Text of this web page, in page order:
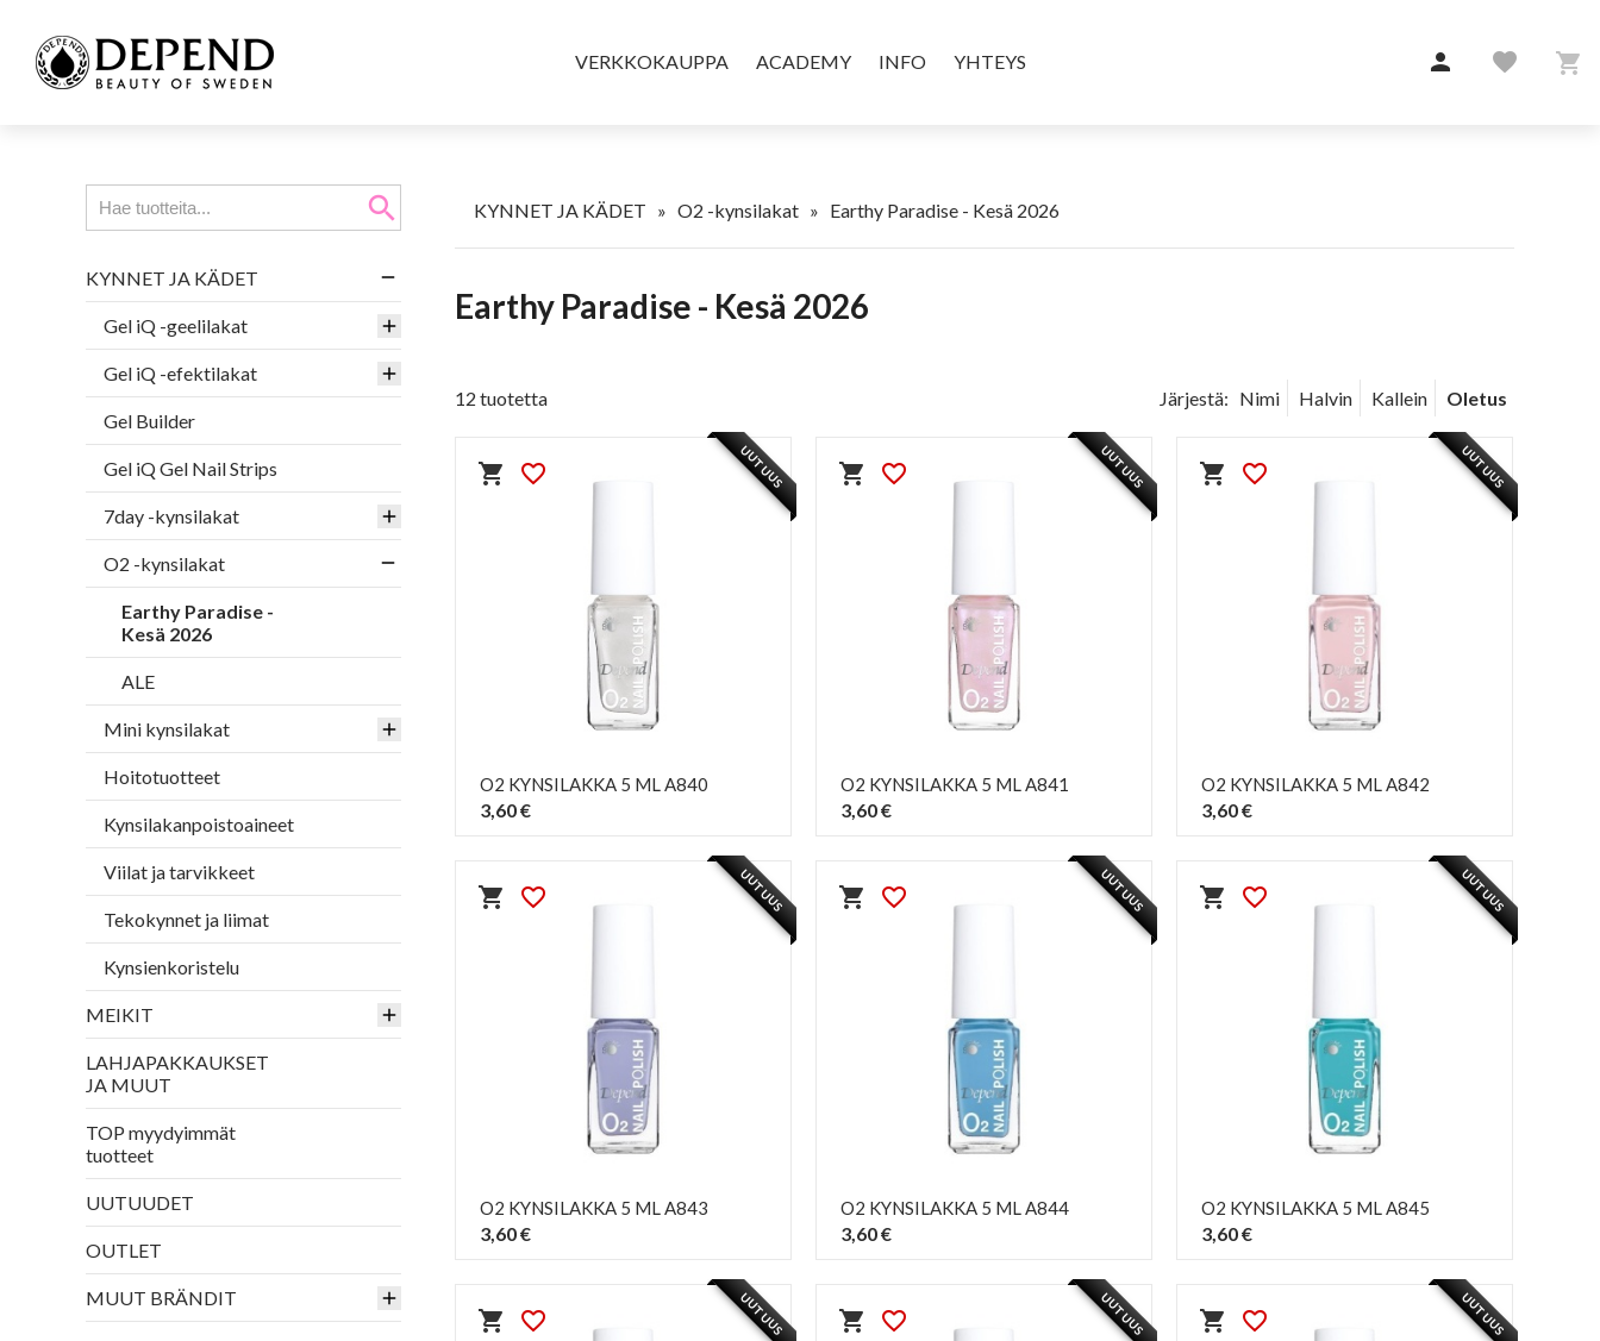
VERKKOKAUPPA ACADEMY INFO YHTEYS  favorite 
search
KYNNET JA KÄDET
Gel iQ -geelilakat
Gel iQ -efektilakat
Gel Builder
Gel iQ Gel Nail Strips
7day -kynsilakat
O2 -kynsilakat
Earthy Paradise -
Kesä 2026
ALE
Mini kynsilakat
Hoitotuotteet
Kynsilakanpoistoaineet
Viilat ja tarvikkeet
Tekokynnet ja liimat
Kynsienkoristelu
MEIKIT
LAHJAPAKKAUKSET
JA MUUT
TOP myydyimmät
tuotteet
UUTUUDET
OUTLET
MUUT BRÄNDIT
KYNNET JA KÄDET » O2 -kynsilakat » Earthy Paradise - Kesä 2026
Earthy Paradise - Kesä 2026
12 tuotetta Järjestä: Nimi Halvin Kallein Oletus
shopping_cart favorite_border UUTUUS
O2 KYNSILAKKA 5 ML A840
3,60 €
shopping_cart favorite_border UUTUUS
O2 KYNSILAKKA 5 ML A841
3,60 €
shopping_cart favorite_border UUTUUS
O2 KYNSILAKKA 5 ML A842
3,60 €
shopping_cart favorite_border UUTUUS
O2 KYNSILAKKA 5 ML A843
3,60 €
shopping_cart favorite_border UUTUUS
O2 KYNSILAKKA 5 ML A844
3,60 €
shopping_cart favorite_border UUTUUS
O2 KYNSILAKKA 5 ML A845
3,60 €
shopping_cart favorite_border UUTUUS shopping_cart favorite_border UUTUUS shopping_cart favorite_border UUTUUS